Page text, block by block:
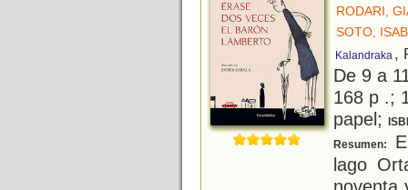
RODARI,
SOTO,
Kalandraka ,
De 9 a
168 p .;
papel;
Resumen:
lago